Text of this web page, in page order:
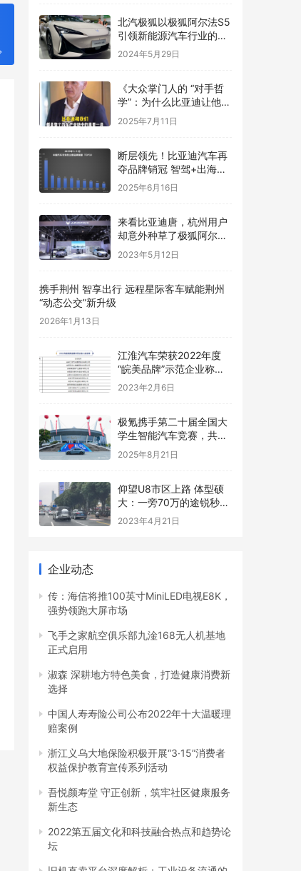
​北汽极狐以极狐阿尔法S5
引领新能源汽车行业的新
潮流
2024年5月29日
《大众掌门人的 “对手哲
学”：为什么比亚迪让他们
更优秀？》
2025年7月11日
断层领先！比亚迪汽车再
夺品牌销冠 智驾+出海双
引擎发力
2025年6月16日
来看比亚迪唐，杭州用户
却意外种草了极狐阿尔法
T
2023年5月12日
携手荆州 智享出行 远程星际客车赋能荆州
“动态公交”新升级
2026年1月13日
江淮汽车荣获2022年度
“皖美品牌”示范企业称号,
向世界展品牌实力
2023年2月6日
极氪携手第二十届全国大
学生智能汽车竞赛，共创
智能化生态发展
2025年8月21日
仰望U8市区上路 体型硕
大：一旁70万的途锐秒变
高尔夫
2023年4月21日
企业动态
传：海信将推100英寸MiniLED电视E8K，
强势领跑大屏市场
飞手之家航空俱乐部九淦168无人机基地
正式启用
淑森 深耕地方特色美食，打造健康消费新
选择
中国人寿寿险公司公布2022年十大温暖理
赔案例
浙江义乌大地保险积极开展“3·15”消费者
权益保护教育宣传系列活动
吾悦颜寿堂 守正创新，筑牢社区健康服务
新生态
2022第五届文化和科技融合热点和趋势论
坛